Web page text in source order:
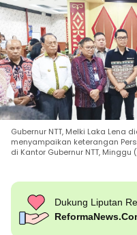
Gubernur NTT, Melki Laka
menyampaikan keterangan
di Kantor Gubernur NTT,
Dukung Liputan